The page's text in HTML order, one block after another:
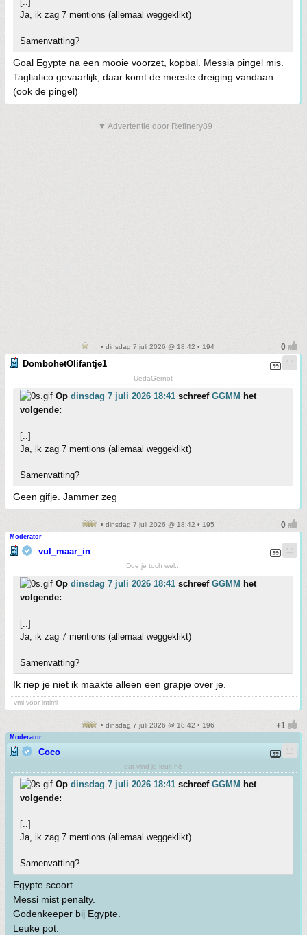
Ja, ik zag 7 mentions (allemaal weggeklikt)
Samenvatting?
Goal Egypte na een mooie voorzet, kopbal. Messia pingel mis.
Tagliafico gevaarlijk, daar komt de meeste dreiging vandaan
(ook de pingel)
▼ Advertentie door Refinery89
• dinsdag 7 juli 2026 @ 18:42 • 194
DombohetOlifantje1
UedaGernot
Op dinsdag 7 juli 2026 18:41 schreef GGMM het
volgende:
[..]
Ja, ik zag 7 mentions (allemaal weggeklikt)
Samenvatting?
Geen gifje. Jammer zeg
• dinsdag 7 juli 2026 @ 18:42 • 195
Moderator
vul_maar_in
Doe je toch wel...
Op dinsdag 7 juli 2026 18:41 schreef GGMM het
volgende:
[..]
Ja, ik zag 7 mentions (allemaal weggeklikt)
Samenvatting?
Ik riep je niet ik maakte alleen een grapje over je.
- vmi voor intimi -
• dinsdag 7 juli 2026 @ 18:42 • 196
Moderator
Coco
dat vind je leuk hè
Op dinsdag 7 juli 2026 18:41 schreef GGMM het
volgende:
[..]
Ja, ik zag 7 mentions (allemaal weggeklikt)
Samenvatting?
Egypte scoort.
Messi mist penalty.
Godenkeeper bij Egypte.
Leuke pot.